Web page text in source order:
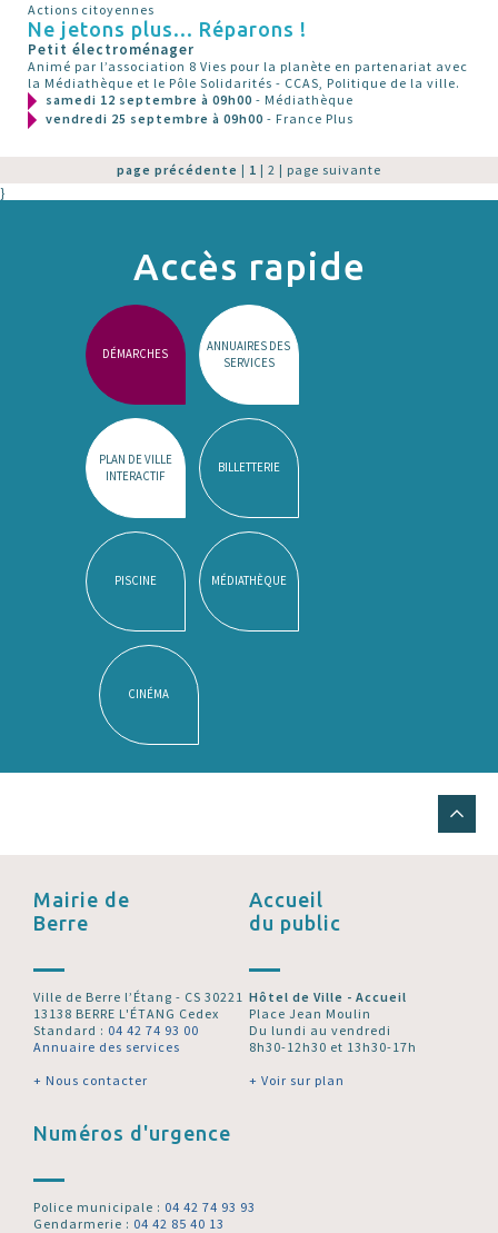
Actions citoyennes
Ne jetons plus... Réparons !
Petit électroménager
Animé par l’association 8 Vies pour la planète en partenariat avec
la Médiathèque et le Pôle Solidarités - CCAS, Politique de la ville.
samedi 12 septembre à 09h00 - Médiathèque
vendredi 25 septembre à 09h00 - France Plus
page précédente | 1 | 2 | page suivante
}
Accès rapide
DÉMARCHES
ANNUAIRES DES
SERVICES
PLAN DE VILLE
INTERACTIF
BILLETTERIE
PISCINE MÉDIATHÈQUE
CINÉMA
Mairie de
Berre
Ville de Berre l’Étang - CS 30221
13138 BERRE L'ÉTANG Cedex
Standard : 04 42 74 93 00
Annuaire des services
+ Nous contacter
Accueil
du public
Hôtel de Ville - Accueil
Place Jean Moulin
Du lundi au vendredi
8h30-12h30 et 13h30-17h
+ Voir sur plan
Numéros d'urgence
Police municipale : 04 42 74 93 93
Gendarmerie : 04 42 85 40 13